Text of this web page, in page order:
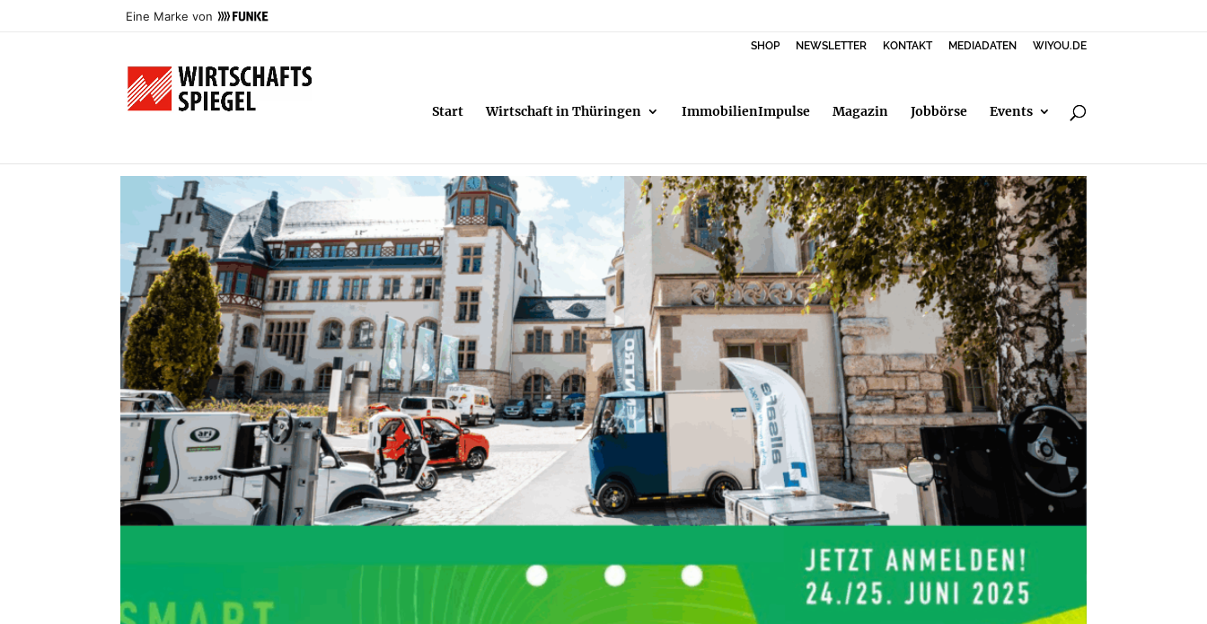
Eine Marke von
SHOP NEWSLETTER KONTAKT MEDIADATEN WIYOU.DE
Start Wirtschaft in Thüringen ImmobilienImpulse Magazin Jobbörse Events